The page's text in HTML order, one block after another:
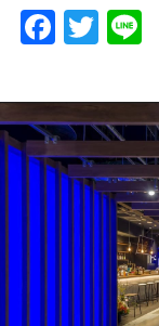
F
a
c
e
b
o
T
w
itt
er